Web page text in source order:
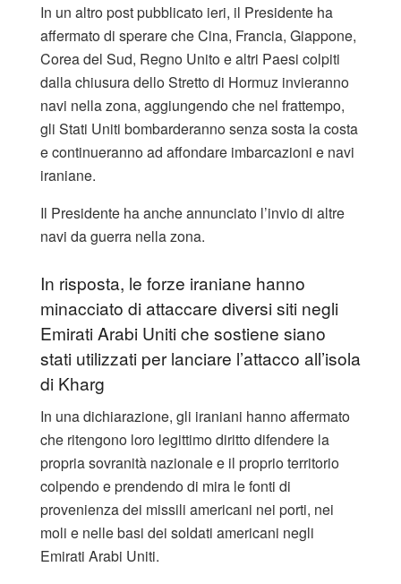
In un altro post pubblicato ieri, il Presidente ha
affermato di sperare che Cina, Francia, Giappone,
Corea del Sud, Regno Unito e altri Paesi colpiti
dalla chiusura dello Stretto di Hormuz invieranno
navi nella zona, aggiungendo che nel frattempo,
gli Stati Uniti bombarderanno senza sosta la costa
e continueranno ad affondare imbarcazioni e navi
iraniane.
Il Presidente ha anche annunciato l’invio di altre
navi da guerra nella zona.
In risposta, le forze iraniane hanno
minacciato di attaccare diversi siti negli
Emirati Arabi Uniti che sostiene siano
stati utilizzati per lanciare l’attacco all’isola
di Kharg
In una dichiarazione, gli iraniani hanno affermato
che ritengono loro legittimo diritto difendere la
propria sovranità nazionale e il proprio territorio
colpendo e prendendo di mira le fonti di
provenienza dei missili americani nei porti, nei
moli e nelle basi dei soldati americani negli
Emirati Arabi Uniti.